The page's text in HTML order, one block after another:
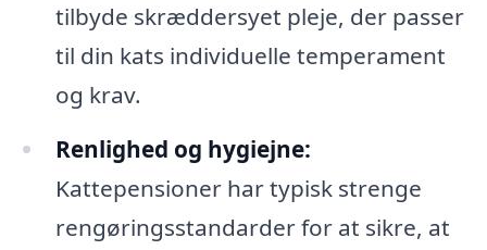
tilbyde skræddersyet pleje, der passer
til din kats individuelle temperament
og krav.
Renlighed og hygiejne:
Kattepensioner har typisk strenge
rengøringsstandarder for at sikre, at